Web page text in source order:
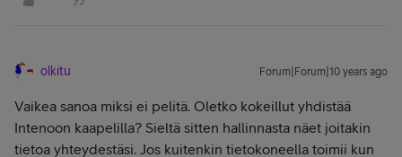
olkitu Forum|Forum|10 years ago
Vaikea sanoa miksi ei pelitä. Oletko kokeillut yhdistää
Intenoon kaapelilla? Sieltä sitten hallinnasta näet joitakin
tietoa yhteydestäsi. Jos kuitenkin tietokoneella toimii kun